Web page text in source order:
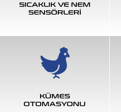
SICAKLIK VE NEM
SENSÖRLERİ
KÜMES
OTOMASYONU